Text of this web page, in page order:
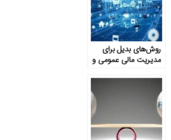
روش‌های بدیل برای
مدیریت مالی عمومی و